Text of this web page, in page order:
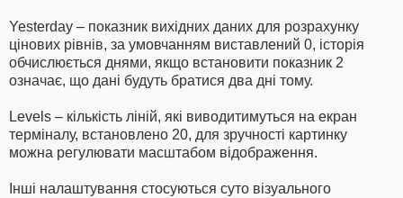
Yesterday – показник вихідних даних для розрахунку
цінових рівнів, за умовчанням виставлений 0, історія
обчислюється днями, якщо встановити показник 2
означає, що дані будуть братися два дні тому.
Levels – кількість ліній, які виводитимуться на екран
терміналу, встановлено 20, для зручності картинку
можна регулювати масштабом відображення.
Інші налаштування стосуються суто візуального